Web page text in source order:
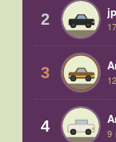
2
3
4 9